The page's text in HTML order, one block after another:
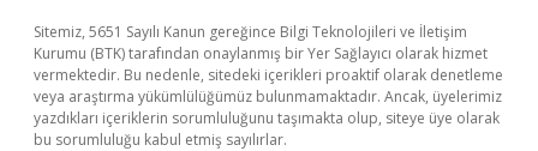
Sitemiz, 5651 Sayılı Kanun gereğince Bilgi Teknolojileri ve İletişim
Kurumu (BTK) tarafından onaylanmış bir Yer Sağlayıcı olarak hizmet
vermektedir. Bu nedenle, sitedeki içerikleri proaktif olarak denetleme
veya araştırma yükümlülüğümüz bulunmamaktadır. Ancak, üyelerimiz
yazdıkları içeriklerin sorumluluğunu taşımakta olup, siteye üye olarak
bu sorumluluğu kabul etmiş sayılırlar.